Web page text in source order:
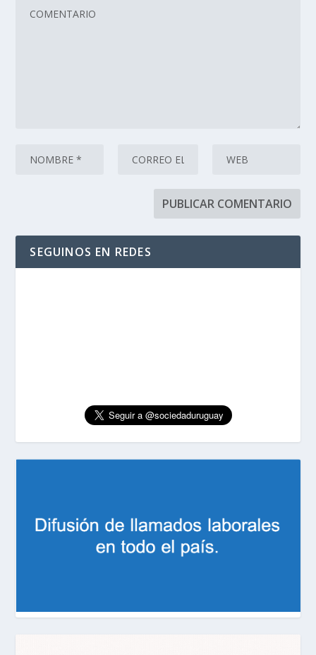
SEGUINOS EN REDES